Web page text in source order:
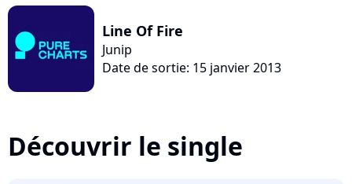
Line Of Fire
Junip
Date de sortie: 15 janvier 2013
Découvrir le single